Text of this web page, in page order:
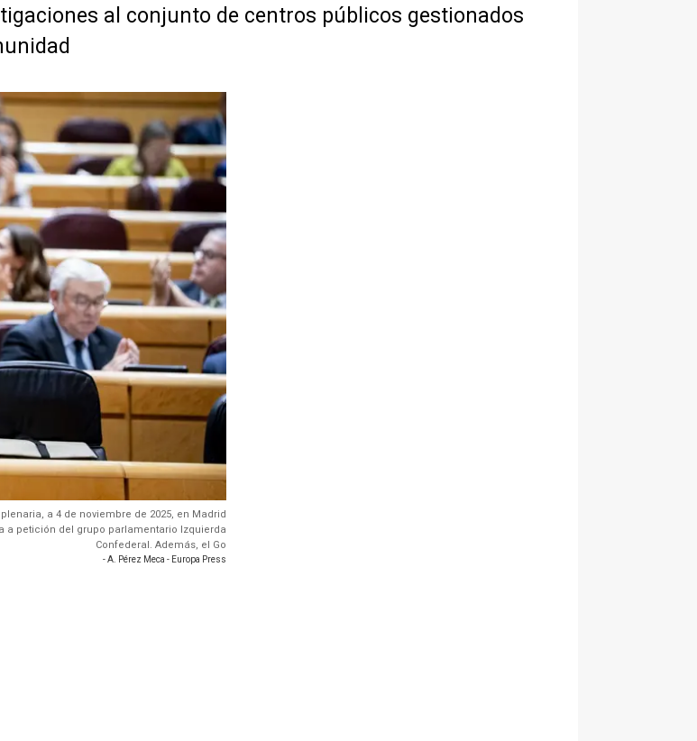
al conjunto de centros públicos gestionados
a 4 de noviembre de 2025, en Madrid
a petición del grupo parlamentario Izquierda
Confederal. Además, el Go
- A. Pérez Meca - Europa Press